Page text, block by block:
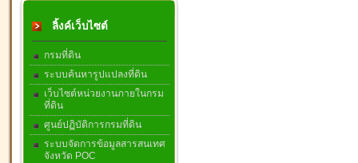
ลิ้งค์เว็บไซต์
กรมที่ดิน
ระบบค้นหารูปแปลงที่ดิน
เว็บไซต์หน่วยงานภายในกรม
ที่ดิน
ศูนย์ปฏิบัติการกรมที่ดิน
ระบบจัดการข้อมูลสารสนเทศ
จังหวัด POC